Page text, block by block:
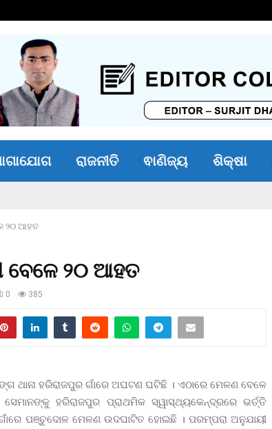
ରାଜନୀତି ଵାଣିଜ୍ୟ ଶିକ୍ଷା
୨୦ ଆହତ
ବେଳେ ୨୦ ଆହତ
0 385
ଥାନା ହରିରାଜପୁର ଗାଁରେ ଅଘଟଣ ଘଟିଛି । ଏଠାରେ ମେଳଣ ବେଳେ
ହରିରାଜପୁର ପ୍ରାଥମିକ ସ୍ୱାସ୍ଥ୍ୟକେନ୍ଦ୍ରରେ ଭର୍ତ୍ତି
ଗାଁରେ ପଞ୍ଚୁଦୋଳ ମେଳଣ ଉଦଘାଟିତ ହୋଇଛି । ପରମ୍ପରା ଅନୁଯାୟୀ